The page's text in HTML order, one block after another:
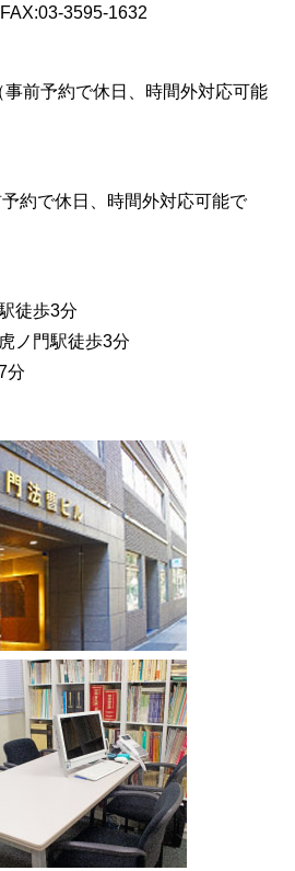
3595-1632
前予約で休日、時間外対応可能
約で休日、時間外対応可能で
徒歩3分
ノ門駅徒歩3分
分